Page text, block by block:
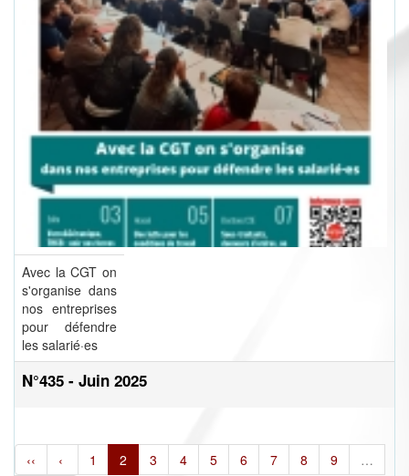
Avec la CGT on
s'organise dans
nos entreprises
pour défendre
les salarié·es
N°435 - Juin 2025
‹‹ ‹ 1 2 3 4 5 6 7 8 9 …